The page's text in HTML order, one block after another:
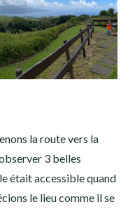
la route vers la
3 belles
était accessible quand
le lieu comme il se